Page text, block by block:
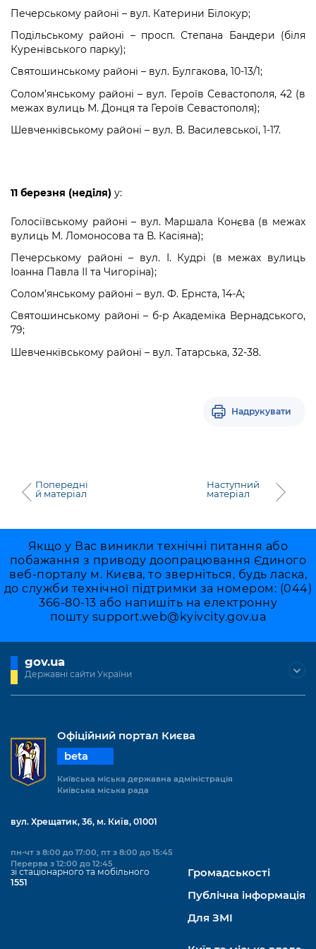
Kyiv International Relations
Гендерна політика
Безбар'єрність
Портал Захисників та Захисниць
Безбар'єрність
Портал послуг
Міський застосунок Київ Цифровий
Важливе під час воєнного стану
Уряд» – місцевий рівень»
Важливе під час воєнного стану
Про відкриті дані
Портал даних Києва
Публічні дашборди
Печерському районі – вул. Катерини Білокур;
Подільському районі – просп. Степана Бандери (біля
Куренівського парку);
Святошинському районі – вул. Булгакова, 10-13/1;
Солом’янському районі – вул. Героїв Севастополя, 42 (в
межах вулиць М. Донця та Героїв Севастополя);
Шевченківському районі – вул. В. Василевської, 1-17.
11 березня (неділя) у:
Голосіївському районі – вул. Маршала Конєва (в межах
вулиць М. Ломоносова та В. Касіяна);
Печерському районі – вул. І. Кудрі (в межах вулиць
Іоанна Павла ІІ та Чигоріна);
Солом’янському районі – вул. Ф. Ернста, 14-А;
Святошинському районі – б-р Академіка Вернадського,
79;
Шевченківському районі – вул. Татарська, 32-38.
Надрукувати
Попередні
й матеріал
Наступний
матеріал
Якщо у Вас виникли технічні питання або
побажання з приводу доопрацювання Єдиного
веб-порталу м. Києва, то зверніться, будь ласка,
до служби технічної підтримки за номером: (044)
366-80-13 або напишіть на електронну
пошту support.web@kyivcity.gov.ua
gov.ua
Державні сайти України
Офіційний портал Києва
beta
Київська міська державна адміністрація
Київська міська рада
вул. Хрещатик, 36, м. Київ, 01001
пн-чт з 8:00 до 17:00, пт з 8:00 до 15:45
Перерва з 12:00 до 12:45
зі стаціонарного та мобільного
1551
Громадськості
Публічна інформація
Для ЗМІ